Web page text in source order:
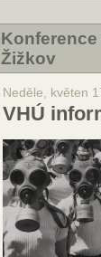
Konference
Žižkov
Neděle, květen
VHÚ